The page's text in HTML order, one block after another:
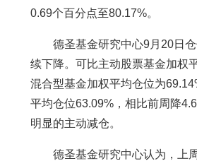
0.69个百分点至80.17%。
德圣基金研究中心9月20日
续下降。可比主动股票基金加权
混合型基金加权平均仓位为
平均仓位63.09%，相比前周降
明显的主动减仓。
德圣基金研究中心认为，上